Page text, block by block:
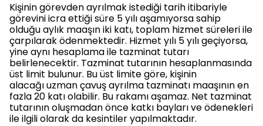
Kişinin görevden ayrılmak istediği tarih itibariyle
görevini icra ettiği süre 5 yılı aşamıyorsa sahip
olduğu aylık maaşın iki katı, toplam hizmet süreleri ile
çarpılarak ödenmektedir. Hizmet yılı 5 yılı geçiyorsa,
yine aynı hesaplama ile tazminat tutarı
belirlenecektir. Tazminat tutarının hesaplanmasında
üst limit bulunur. Bu üst limite göre, kişinin
alacağı uzman çavuş ayrılma tazminatı maaşının en
fazla 20 katı olabilir. Bu rakamı aşamaz. Net tazminat
tutarının oluşmadan önce katkı bayları ve ödenekleri
ile ilgili olarak da kesintiler yapılmaktadır.